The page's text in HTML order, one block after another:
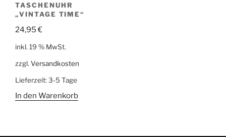
TASCHENUHR
„VINTAGE TIME“
24,95€
inkl. 19 % MwSt.
zzgl. Versandkosten
Lieferzeit: 3-5 Tage
In den Warenkorb